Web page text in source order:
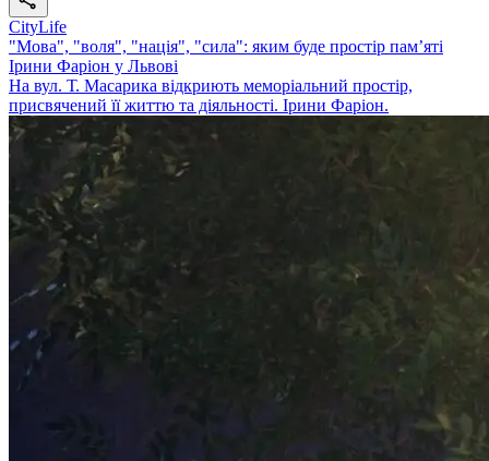
CityLife
"Мова", "воля", "нація", "сила": яким буде простір пам’яті
Ірини Фаріон у Львові
На вул. Т. Масарика відкриють меморіальний простір,
присвячений її життю та діяльності. Ірини Фаріон.